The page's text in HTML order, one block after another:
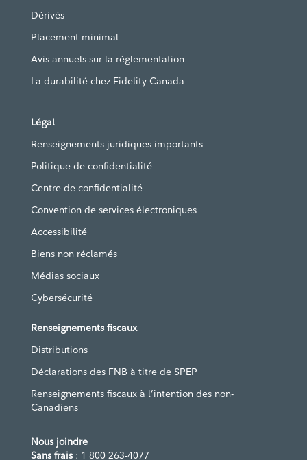
Dérivés
Placement minimal
Avis annuels sur la réglementation
La durabilité chez Fidelity Canada
Légal
Renseignements juridiques importants
Politique de confidentialité
Centre de confidentialité
Convention de services électroniques
Accessibilité
Biens non réclamés
Médias sociaux
Cybersécurité
Renseignements fiscaux
Distributions
Déclarations des FNB à titre de SPEP
Renseignements fiscaux à l’intention des non-
Canadiens
Nous joindre
Sans frais: 1 800 263-4077